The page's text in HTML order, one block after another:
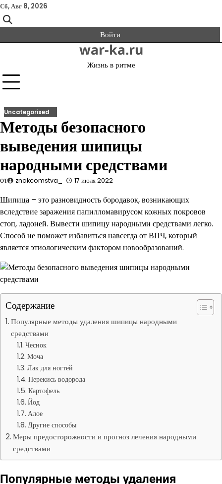
Перейти
к
содержимому
Сб, Авг 8, 2026
Войти
war-ka.ru
Жизнь в ритме
Uncategorised
Методы безопасного
выведения шипицы
народными средствами
от znakcomstva_ 17 июля 2022
Шипица – это разновидность бородавок, возникающих
вследствие заражения папилломавирусом кожных покровов
стоп, ладоней. Вывести шипицу народными средствами легко.
Способ не поможет избавиться навсегда от ВПЧ, который
является этиологическим фактором новообразований.
Содержание
Популярные методы удаления шипицы народными
средствами
Чеснок
Моча
Лак для ногтей
Перекись водорода
Картофель
Йод
Алое
Другие способы
Меры предосторожности и прогноз лечения народными
средствами
Популярные методы удаления